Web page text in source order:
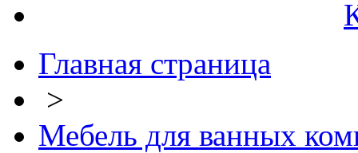
Главная страница
>
Мебель для ванных